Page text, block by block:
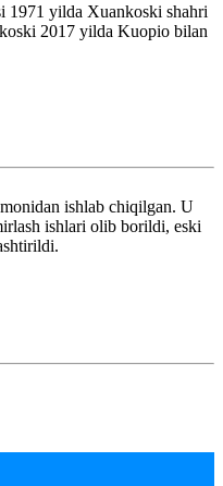
1971 yilda Xuankoski shahri
2017 yilda Kuopio bilan
ishlab chiqilgan. U
ishlari olib borildi, eski